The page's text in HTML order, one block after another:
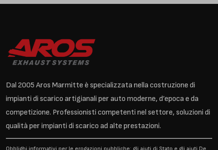
Dal 2005 Aros Marmitte è specializzata nella costruzione di
impianti di scarico artigianali per auto moderne, d’epoca e da
competizione. Professionisti competenti nel settore, soluzioni di
qualità per impianti di scarico ad alte prestazioni.